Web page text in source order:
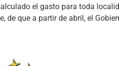
el gasto para toda
de que a partir de abril, el